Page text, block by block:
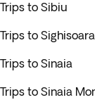
Trips to Sibiu
Trips to Sighisoara
Trips to Sinaia
Trips to Sinaia